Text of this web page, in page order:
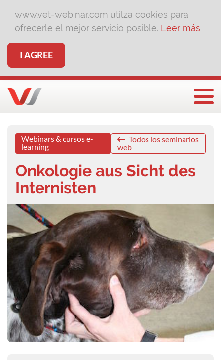
www.vet-webinar.com utilza cookies para
ofrecerle el mejor servicio posible. Leer más
I AGREE
Webinars & cursos e-
learning
Todos los seminarios
web
Onkologie aus Sicht des
Internisten